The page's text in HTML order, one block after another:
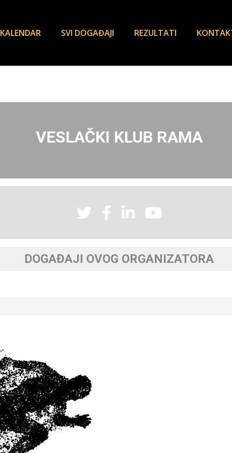
KALENDAR SVI DOGAĐAJI REZULTATI
VESLAČKI KLUB RAMA
DOGAĐAJI OVOG ORGANIZATORA